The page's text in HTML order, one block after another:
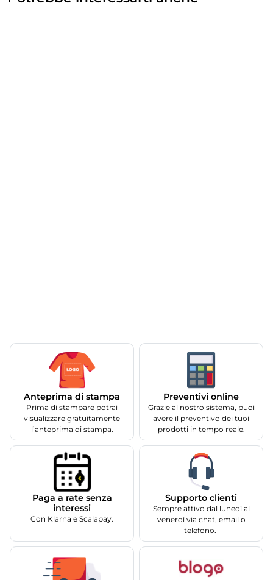
Anteprima di stampa
Prima di stampare potrai
visualizzare gratuitamente
l’anteprima di stampa.
Preventivi online
Grazie al nostro sistema, puoi
avere il preventivo dei tuoi
prodotti in tempo reale.
Paga a rate senza
interessi
Con Klarna e Scalapay.
Supporto clienti
Sempre attivo dal lunedì al
venerdì via chat, email o
telefono.